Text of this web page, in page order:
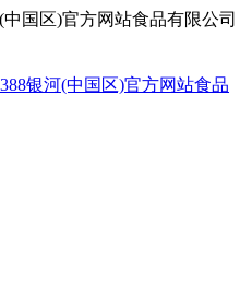
国区)官方网站食品有限公司